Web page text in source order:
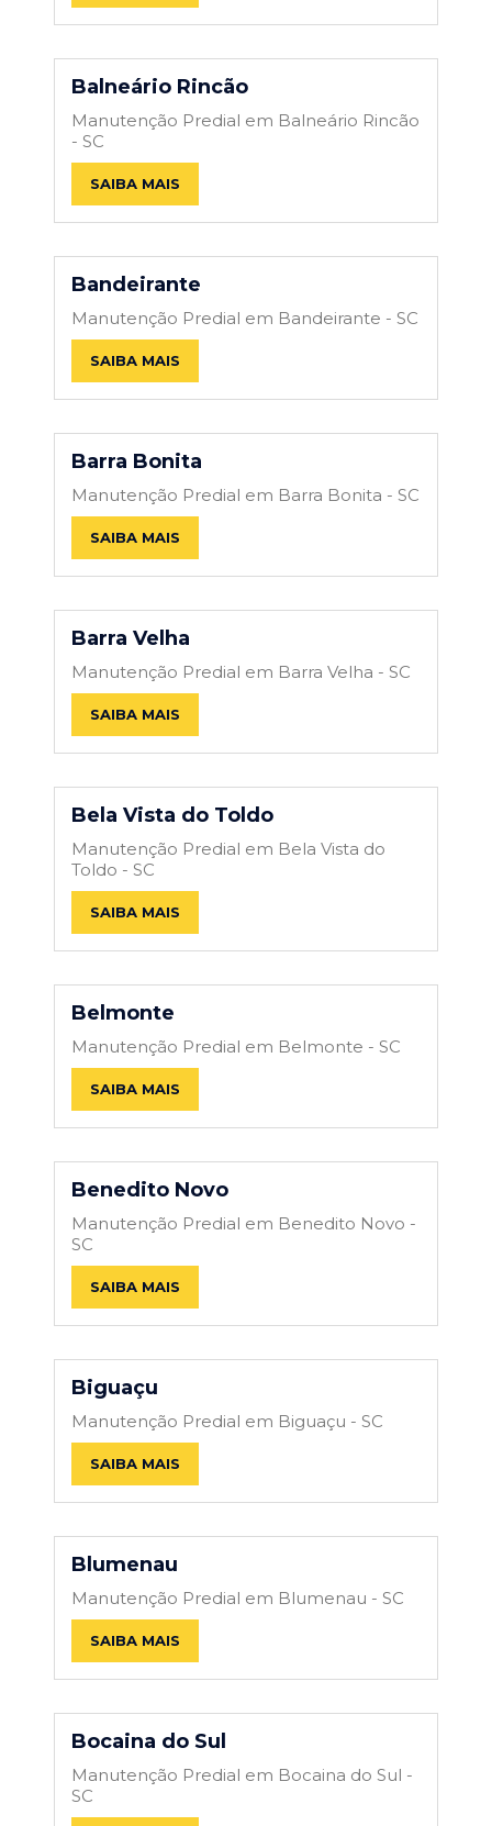
Balneário Rincão
Manutenção Predial em Balneário Rincão
- SC
SAIBA MAIS
Bandeirante
Manutenção Predial em Bandeirante - SC
SAIBA MAIS
Barra Bonita
Manutenção Predial em Barra Bonita - SC
SAIBA MAIS
Barra Velha
Manutenção Predial em Barra Velha - SC
SAIBA MAIS
Bela Vista do Toldo
Manutenção Predial em Bela Vista do
Toldo - SC
SAIBA MAIS
Belmonte
Manutenção Predial em Belmonte - SC
SAIBA MAIS
Benedito Novo
Manutenção Predial em Benedito Novo -
SC
SAIBA MAIS
Biguaçu
Manutenção Predial em Biguaçu - SC
SAIBA MAIS
Blumenau
Manutenção Predial em Blumenau - SC
SAIBA MAIS
Bocaina do Sul
Manutenção Predial em Bocaina do Sul -
SC